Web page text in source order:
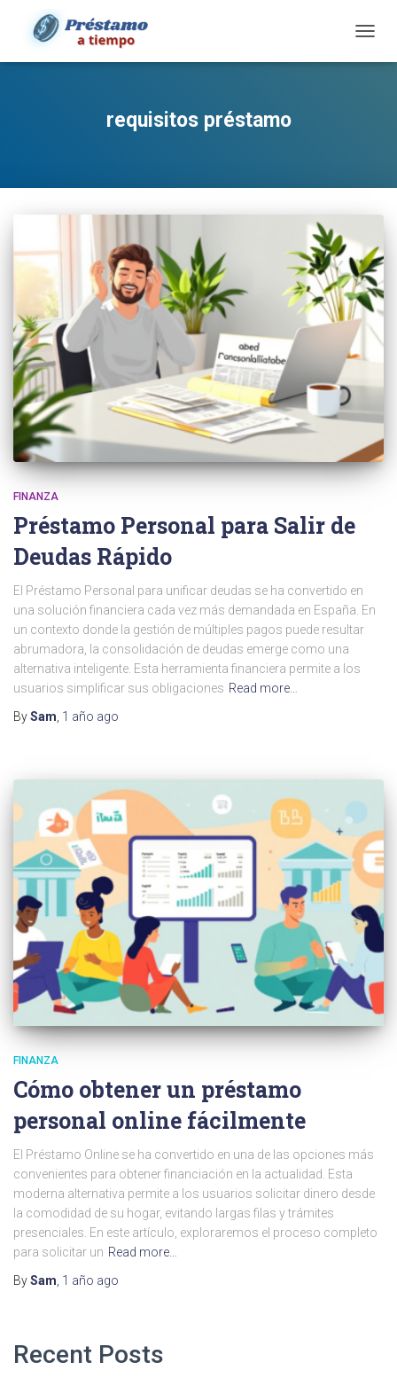
requisitos préstamo
FINANZA
Préstamo Personal para Salir de
Deudas Rápido
El Préstamo Personal para unificar deudas se ha convertido en
una solución financiera cada vez más demandada en España. En
un contexto donde la gestión de múltiples pagos puede resultar
abrumadora, la consolidación de deudas emerge como una
alternativa inteligente. Esta herramienta financiera permite a los
usuarios simplificar sus obligaciones Read more…
BySam 1 año ago
FINANZA
Cómo obtener un préstamo
personal online fácilmente
El Préstamo Online se ha convertido en una de las opciones más
convenientes para obtener financiación en la actualidad. Esta
moderna alternativa permite a los usuarios solicitar dinero desde
la comodidad de su hogar, evitando largas filas y trámites
presenciales. En este artículo, exploraremos el proceso completo
para solicitar un Read more…
BySam, 1 año ago
Recent Posts